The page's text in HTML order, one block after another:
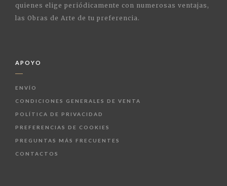
quienes elige periódicamente con numerosas ventajas,
las Obras de Arte de tu preferencia.
APOYO
ENVÍO
CONDICIONES GENERALES DE VENTA
POLÍTICA DE PRIVACIDAD
PREFERENCIAS DE COOKIES
PREGUNTAS MÁS FRECUENTES
CONTACTOS